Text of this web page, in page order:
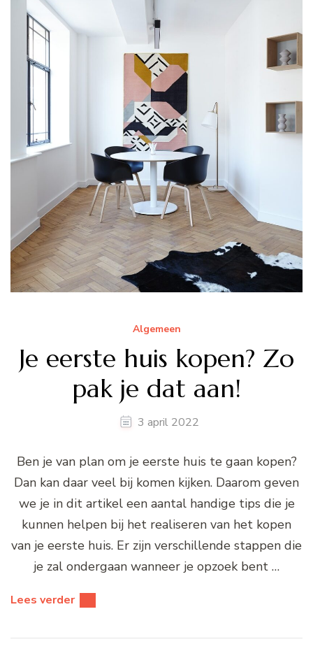
Algemeen
Je eerste huis kopen? Zo
pak je dat aan!
3 april 2022
Ben je van plan om je eerste huis te gaan kopen?
Dan kan daar veel bij komen kijken. Daarom geven
we je in dit artikel een aantal handige tips die je
kunnen helpen bij het realiseren van het kopen
van je eerste huis. Er zijn verschillende stappen die
je zal ondergaan wanneer je opzoek bent …
Lees verder